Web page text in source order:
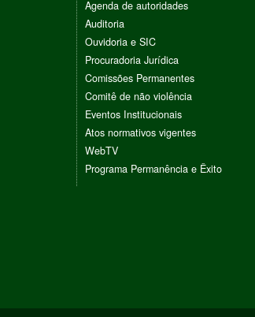
Agenda de autoridades
Auditoria
Ouvidoria e SIC
Procuradoria Jurídica
Comissões Permanentes
Comitê de não violência
Eventos Institucionais
Atos normativos vigentes
WebTV
Programa Permanência e Êxito